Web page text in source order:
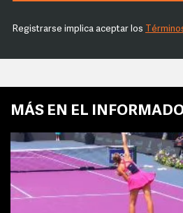
Registrarse implica aceptar los
MÁS EN EL